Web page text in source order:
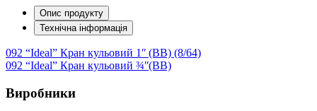
Опис продукту
Технічна інформація
Навігація
записів
092 “Ideal” Кран кульовий 1ʺ (ВВ) (8/64)
092 “Ideal” Кран кульовий ¾ʺ(ВВ)
Виробники